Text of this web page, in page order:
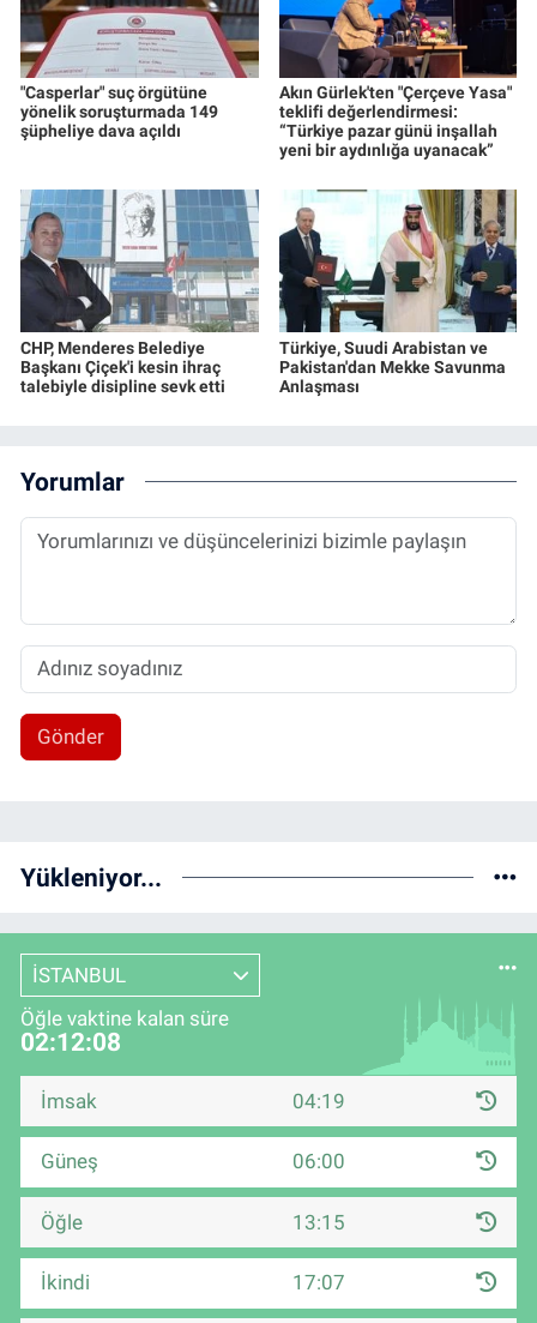
"Casperlar" suç örgütüne
yönelik soruşturmada 149
şüpheliye dava açıldı
Akın Gürlek'ten "Çerçeve Yasa"
teklifi değerlendirmesi:
“Türkiye pazar günü inşallah
yeni bir aydınlığa uyanacak”
CHP, Menderes Belediye
Başkanı Çiçek'i kesin ihraç
talebiyle disipline sevk etti
Türkiye, Suudi Arabistan ve
Pakistan'dan Mekke Savunma
Anlaşması
Yorumlar
Gönder
Yükleniyor...
İSTANBUL
Öğle vaktine kalan süre
02:12:07
İmsak 04:19
Güneş 06:00
Öğle 13:15
İkindi 17:07